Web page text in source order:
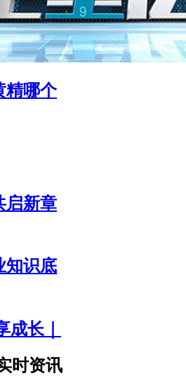
精哪个
启新章
知识底
成长｜
时资讯